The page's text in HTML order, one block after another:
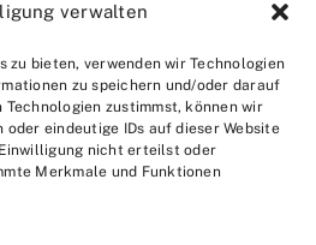
verwalten
zu bieten, verwenden wir Technologien
zu speichern und/oder darauf
Technologien zustimmst, können wir
eindeutige IDs auf dieser Website
nicht erteilst oder
Merkmale und Funktionen
über uns
Kontakt